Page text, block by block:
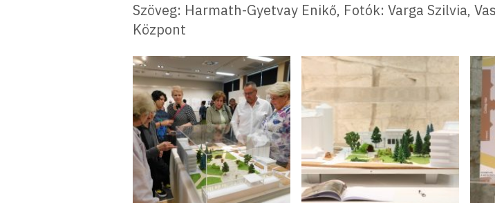
Szöveg: Harmath-Gyetvay Enikő, Fotók: Varga Szilvia,
Központ